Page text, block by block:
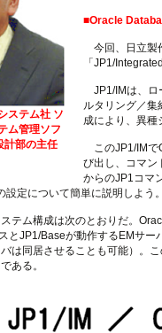
ステム社 ソ
ム管理ソフ
計部の主任
■Oracle
今回、日立製
「JP1/
JP1/IMは、ロ
ルタリング／
成により、異種
このJP1/IMで
び出し、コマン
からのJP1コマ
定について簡単に説明しよう。
テム構成は次のとおりだ。
とJP1/Baseが動作するEMサ
は同居させることも可能）。
ある。